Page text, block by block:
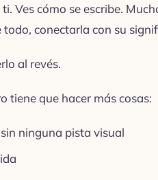
Ves cómo se escribe.
conectarla con su
al revés.
tiene que hacer más cosas:
ninguna pista visual